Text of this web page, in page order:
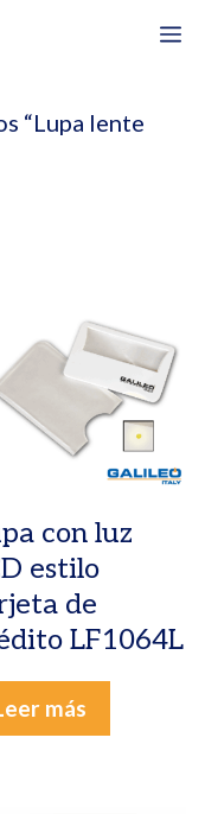
“Lupa lente
con luz
estilo
de
LF1064L
más